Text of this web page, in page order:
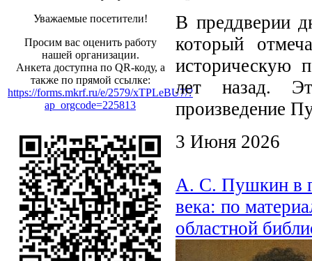
Уважаемые посетители!
Просим вас оценить работу
нашей организации.
Анкета доступна по QR-коду, а
также по прямой ссылке:
https://forms.mkrf.ru/e/2579/xTPLeBU7/?
ap_orgcode=225813
В преддверии
который
историческую
лет назад.
произведение
3 Июня 2026
А. С. Пушкин в
века: по
областной